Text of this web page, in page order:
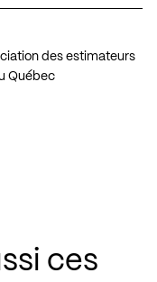
des estimateurs
Québec
ces